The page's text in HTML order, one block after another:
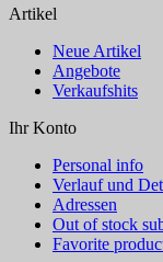
Artikel
Neue Artikel
Angebote
Verkaufshits
Ihr Konto
Personal info
Verlauf und
Adressen
Out of stock
Favorite